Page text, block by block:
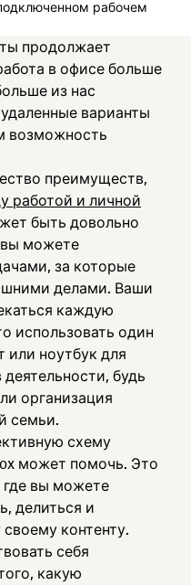
рабочем
продолжает
в офисе больше
из нас
варианты
возможность
преимуществ,
работой и личной
быть довольно
вы можете
за которые
делами. Ваши
каждую
использовать один
или ноутбук для
будь
организация
семьи.
схему
может помочь. Это
вы можете
делиться и
контенту.
себя
какую